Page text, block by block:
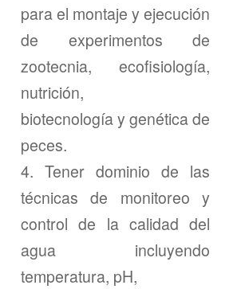
para el montaje y ejecución
de experimentos de
zootecnia, ecofisiología,
nutrición,
biotecnología y genética de
peces.
4. Tener dominio de las
técnicas de monitoreo y
control de la calidad del
agua incluyendo
temperatura, pH,